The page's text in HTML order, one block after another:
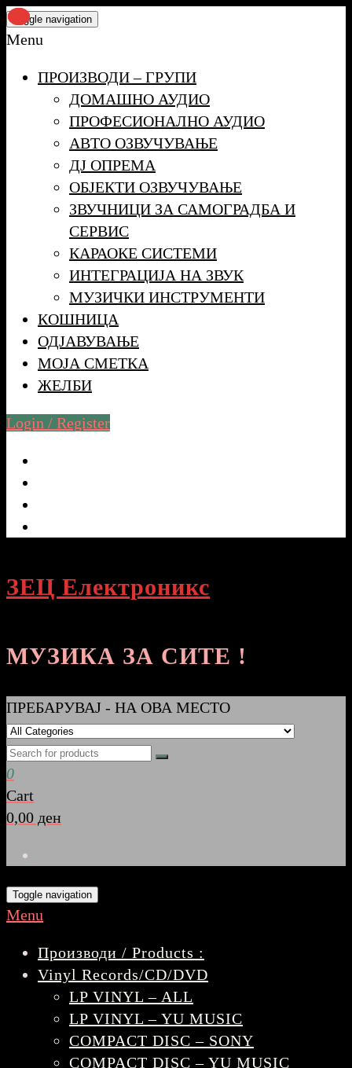
Skip
to
content
Toggle navigation
Menu
ПРОИЗВОДИ – ГРУПИ
ДОМАШНО АУДИО
ПРОФЕСИОНАЛНО АУДИО
АВТО ОЗВУЧУВАЊЕ
ДЈ ОПРЕМА
ОБЈЕКТИ ОЗВУЧУВАЊЕ
ЗВУЧНИЦИ ЗА САМОГРАДБА И
СЕРВИС
КАРАОКЕ СИСТЕМИ
ИНТЕГРАЦИЈА НА ЗВУК
МУЗИЧКИ ИНСТРУМЕНТИ
КОШНИЦА
ОДЈАВУВАЊЕ
МОЈА СМЕТКА
ЖЕЛБИ
Login / Register
ЗЕЦ Електроникс
МУЗИКА ЗА СИТЕ !
ПРЕБАРУВАЈ - НА ОВА МЕСТО
0
Cart
0,00 ден
Toggle navigation
Menu
Производи / Products :
Vinyl Records/CD/DVD
LP VINYL – ALL
LP VINYL – YU MUSIC
COMPACT DISC – SONY
COMPACT DISC – YU MUSIC